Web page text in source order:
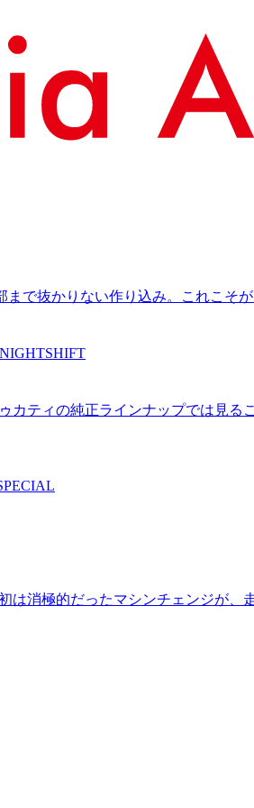
で抜かりない作り込み。これこそ
カティの純正ラインナップでは見
は消極的だったマシンチェンジが、